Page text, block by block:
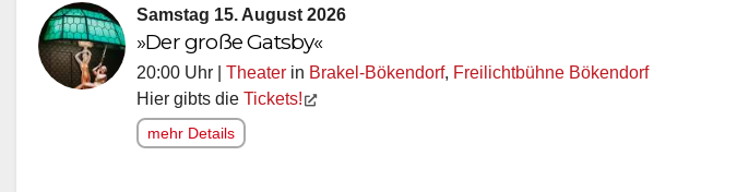
Samstag 15. August 2026
»Der große Gatsby«
20:00 Uhr | Theater in Brakel-Bökendorf, Freilichtbühne Bökendorf
Hier gibts die Tickets!
mehr Details